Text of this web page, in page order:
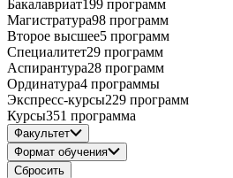
Бакалавриат199 программ
Магистратура98 программ
Второе высшее5 программ
Специалитет29 программ
Аспирантура28 программ
Ординатура4 программы
Экспресс-курсы229 программ
Курсы351 программа
Факультет
Формат обучения
Сбросить